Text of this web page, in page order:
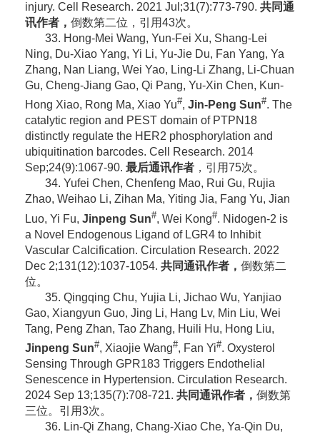
injury. Cell Research. 2021 Jul;31(7):773-790. 共同通
讯作者， 倒数第二位，引用43次。
33. Hong-Mei Wang, Yun-Fei Xu, Shang-Lei
Ning, Du-Xiao Yang, Yi Li, Yu-Jie Du, Fan Yang, Ya
Zhang, Nan Liang, Wei Yao, Ling-Li Zhang, Li-Chuan
Gu, Cheng-Jiang Gao, Qi Pang, Yu-Xin Chen, Kun-
Hong Xiao, Rong Ma, Xiao Yu#, Jin-Peng Sun#. The
catalytic region and PEST domain of PTPN18
distinctly regulate the HER2 phosphorylation and
ubiquitination barcodes. Cell Research. 2014
Sep;24(9):1067-90. 最后通讯作者，引用75次。
34. Yufei Chen, Chenfeng Mao, Rui Gu, Rujia
Zhao, Weihao Li, Zihan Ma, Yiting Jia, Fang Yu, Jian
Luo, Yi Fu, Jinpeng Sun#, Wei Kong#. Nidogen-2 is
a Novel Endogenous Ligand of LGR4 to Inhibit
Vascular Calcification. Circulation Research. 2022
Dec 2;131(12):1037-1054. 共同通讯作者， 倒数第二
位。
35. Qingqing Chu, Yujia Li, Jichao Wu, Yanjiao
Gao, Xiangyun Guo, Jing Li, Hang Lv, Min Liu, Wei
Tang, Peng Zhan, Tao Zhang, Huili Hu, Hong Liu,
Jinpeng Sun#, Xiaojie Wang#, Fan Yi#. Oxysterol
Sensing Through GPR183 Triggers Endothelial
Senescence in Hypertension. Circulation Research.
2024 Sep 13;135(7):708-721. 共同通讯作者， 倒数第
三位。引用3次。
36. Lin-Qi Zhang, Chang-Xiao Che, Ya-Qin Du,